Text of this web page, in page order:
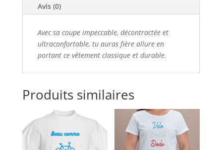
Avis (0)
Avec sa coupe impeccable, décontractée et
ultraconfortable, tu auras fière allure en
portant ce vêtement classique et durable.
Produits similaires